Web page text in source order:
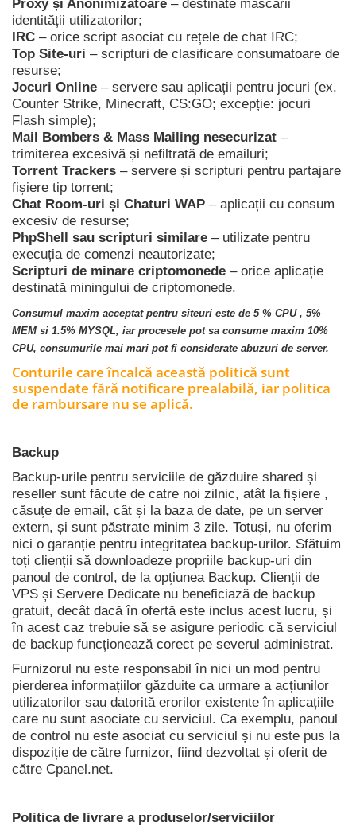
Proxy și Anonimizatoare – destinate mascării
identității utilizatorilor;
IRC – orice script asociat cu rețele de chat IRC;
Top Site-uri – scripturi de clasificare consumatoare de
resurse;
Jocuri Online – servere sau aplicații pentru jocuri (ex.
Counter Strike, Minecraft, CS:GO; excepție: jocuri
Flash simple);
Mail Bombers & Mass Mailing nesecurizat –
trimiterea excesivă și nefiltrată de emailuri;
Torrent Trackers – servere și scripturi pentru partajare
fișiere tip torrent;
Chat Room-uri și Chaturi WAP – aplicații cu consum
excesiv de resurse;
PhpShell sau scripturi similare – utilizate pentru
execuția de comenzi neautorizate;
Scripturi de minare criptomonede – orice aplicație
destinată miningului de criptomonede.
Consumul maxim acceptat pentru siteuri este de 5 % CPU , 5%
MEM si 1.5% MYSQL, iar procesele pot sa consume maxim 10%
CPU, consumurile mai mari pot fi considerate abuzuri de server.
Conturile care încalcă această politică sunt
suspendate fără notificare prealabilă, iar politica
de rambursare nu se aplică.
Backup
Backup-urile pentru serviciile de găzduire shared și
reseller sunt făcute de catre noi zilnic, atât la fișiere ,
căsuțe de email, cât și la baza de date, pe un server
extern, și sunt păstrate minim 3 zile. Totuși, nu oferim
nici o garanție pentru integritatea backup-urilor. Sfătuim
toți clienții să downloadeze propriile backup-uri din
panoul de control, de la opțiunea Backup. Clienții de
VPS și Servere Dedicate nu beneficiază de backup
gratuit, decât dacă în ofertă este inclus acest lucru, și
în acest caz trebuie să se asigure periodic că serviciul
de backup funcționează corect pe severul administrat.
Furnizorul nu este responsabil în nici un mod pentru
pierderea informațiilor găzduite ca urmare a acțiunilor
utilizatorilor sau datorită erorilor existente în aplicațiile
care nu sunt asociate cu serviciul. Ca exemplu, panoul
de control nu este asociat cu serviciul și nu este pus la
dispoziție de către furnizor, fiind dezvoltat și oferit de
către Cpanel.net.
Politica de livrare a produselor/serviciilor